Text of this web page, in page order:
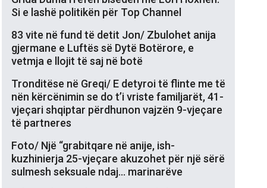
Si e lashë politikën për Top Channel
83 vite në fund të detit Jon/ Zbulohet anija
gjermane e Luftës së Dytë Botërore, e
vetmja e llojit të saj në botë
Tronditëse në Greqi/ E detyroi të flinte me të
nën kërcënimin se do t’i vriste familjarët, 41-
vjeçari shqiptar përdhunon vajzën 9-vjeçare
të partneres
Foto/ Një “grabitqare në anije, ish-
kuzhinierja 25-vjeçare akuzohet për një sërë
sulmesh seksuale ndaj… marinarëve